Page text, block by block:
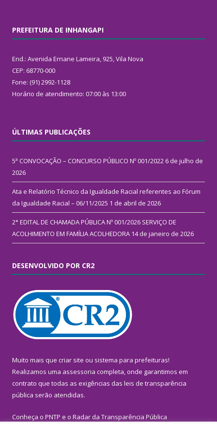
PREFEITURA DE INHANGAPI
End.: Avenida Ernane Lameira, 925, Vila Nova
CEP: 68770-000
Fone: (91) 2992-1128
Horário de atendimento: 07:00 às 13:00
ÚLTIMAS PUBLICAÇÕES
5ª CONVOCAÇÃO – CONCURSO PÚBLICO Nº 001/2022 6 de julho de
2026
Ata e Relatório Técnico da Igualdade Racial referentes ao Fórum
da Igualdade Racial – 06/11/2025 1 de abril de 2026
2° EDITAL DE CHAMADA PÚBLICA Nº 001/2026 SERVIÇO DE
ACOLHIMENTO EM FAMÍLIA ACOLHEDORA 14 de janeiro de 2026
DESENVOLVIDO POR CR2
Muito mais que criar site ou sistema para prefeituras!
Realizamos uma assessoria completa, onde garantimos em
contrato que todas as exigências das leis de transparência
pública serão atendidas.
Conheça o PNTP e o Radar da Transparência Pública